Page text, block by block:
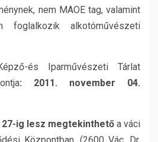
nem MAOE tag, valamint
foglalkozik alkotóművészeti
és Iparművészeti Tárlat
: 2011. november 04.
ig lesz megtekinthető a váci